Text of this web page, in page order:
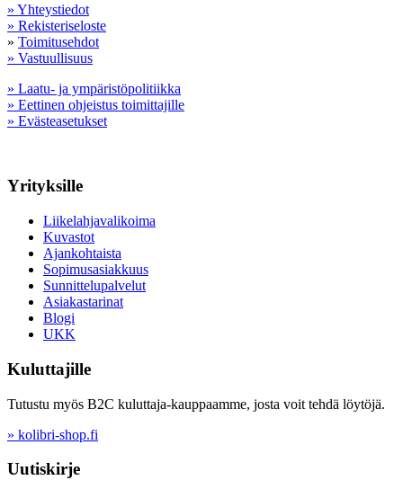
» Yhteystiedot
» Rekisteriseloste
» Toimitusehdot
» Vastuullisuus
» Laatu- ja ympäristöpolitiikka
» Eettinen ohjeistus toimittajille
» Evästeasetukset
Yrityksille
Liikelahjavalikoima
Kuvastot
Ajankohtaista
Sopimusasiakkuus
Sunnittelupalvelut
Asiakastarinat
Blogi
UKK
Kuluttajille
Tutustu myös B2C kuluttaja-kauppaamme, josta voit tehdä löytöjä.
» kolibri-shop.fi
Uutiskirje